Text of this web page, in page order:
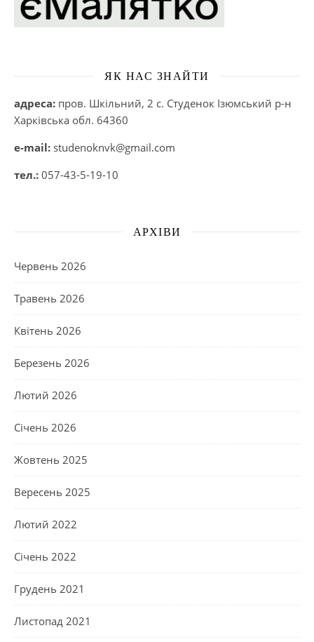
ЯК НАС ЗНАЙТИ
адреса: пров. Шкільний, 2 с. Студенок Ізюмський р-н
Харківська обл. 64360
e-mail: studenoknvk@gmail.com
тел.: 057-43-5-19-10
АРХІВИ
Червень 2026
Травень 2026
Квітень 2026
Березень 2026
Лютий 2026
Січень 2026
Жовтень 2025
Вересень 2025
Лютий 2022
Січень 2022
Грудень 2021
Листопад 2021